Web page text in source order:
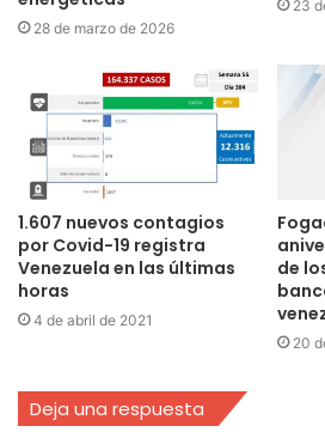
28 de marzo de 2026
23
1.607 nuevos contagios
por Covid-19 registra
Venezuela en las últimas
horas
4 de abril de 2021
de
20
Deja una respuesta